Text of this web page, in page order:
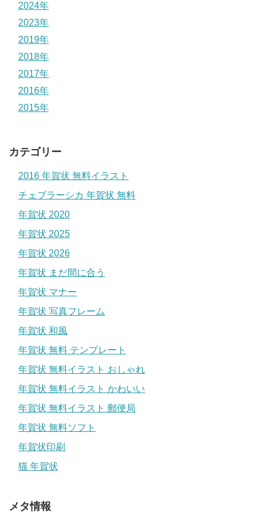
2024年
2023年
2019年
2018年
2017年
2016年
2015年
カテゴリー
2016 年賀状 無料イラスト
チェブラーシカ 年賀状 無料
年賀状 2020
年賀状 2025
年賀状 2026
年賀状 まだ間に合う
年賀状 マナー
年賀状 写真フレーム
年賀状 和風
年賀状 無料 テンプレート
年賀状 無料イラスト おしゃれ
年賀状 無料イラスト かわいい
年賀状 無料イラスト 郵便局
年賀状 無料ソフト
年賀状印刷
猫 年賀状
メタ情報